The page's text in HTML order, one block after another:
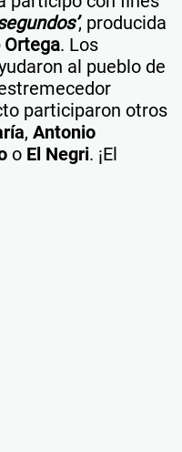
, producida
Ortega. Los
al pueblo de
participaron otros
, Antonio
o El Negri. ¡El